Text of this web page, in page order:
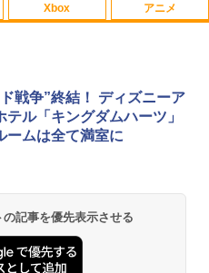
ーン レイダース|オンライン
ゥーン レイダース -Switch2
5 デジタル・エディション
用 Console Language: Japan
(CFI-2200B01)
-PS5 【特典】
コード 封入
Xbox
Xbox ワイヤレス コントロー
C® ケーブル
Xbox ワイヤレス コントロー
ット ホワイト)
アニメ
限定】劇場版モノノ怪
神 (Amazon.co.jp限定オリジ
収納ケース付きコレクション)
ル特典:オリジナル巾着＋メー
【坤と離】二振りの剣、十翼よ
戦争”終結！ ディズニーア
テル「キングダムハーツ」
ームは全て満室に
記事を優先表示させる